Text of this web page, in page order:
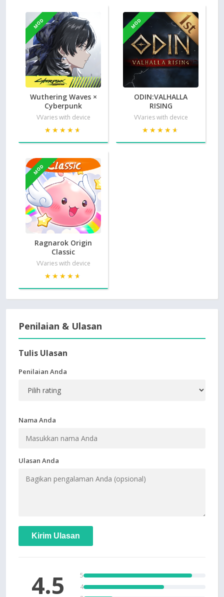
MOD
Wuthering Waves ×
Cyberpunk
VVaries with device
★★★★★
★★★★★
MOD
ODIN:VALHALLA
RISING
VVaries with device
★★★★★
★★★★★
MOD
Ragnarok Origin
Classic
VVaries with device
★★★★★
★★★★★
Penilaian & Ulasan
Tulis Ulasan
Penilaian Anda
Nama Anda
Ulasan Anda
Kirim Ulasan
4.5
5
4